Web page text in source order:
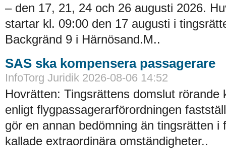
– den 17, 21, 24 och 26 augusti 2026.
startar kl. 09:00 den 17 augusti i
Backgränd 9 i Härnösand.M..
SAS ska kompensera passagerare
InfoTorg Juridik 2026-08-06 14:52
Hovrätten: Tingsrättens domslut rörande
enligt flygpassagerarförordningen
gör en annan bedömning än tingsrätten i
kallade extraordinära omständigheter..